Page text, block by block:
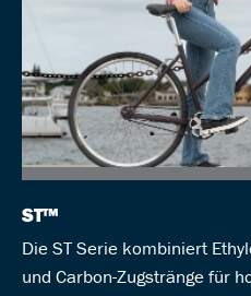
ST™
Die ST Serie kombiniert
und Carbon-Zugstränge für